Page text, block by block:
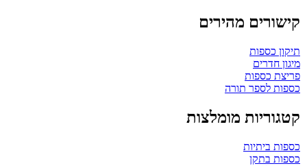
קישורים מהירים
תיקון כספות
מיגון חדרים
פריצת כספות
כספות לספר תורה
קטגוריות מומלצות
כספות ביתיות
כספות בתקן